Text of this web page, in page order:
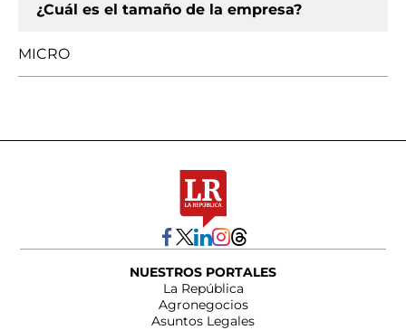
¿Cuál es el tamaño de la empresa?
MICRO
NUESTROS PORTALES
La República
Agronegocios
Asuntos Legales